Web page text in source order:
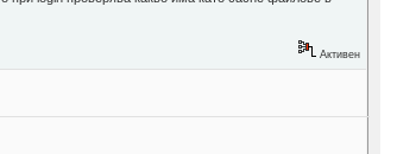
Активен